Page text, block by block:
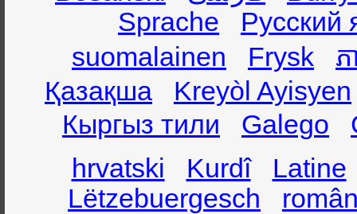
Sprache
Русский
suomalainen
Frysk
ភ
Қазақша
Kreyòl Ayisyen
Кыргыз тили
Galego
hrvatski
Kurdî
Latine
Lëtzebuergesch